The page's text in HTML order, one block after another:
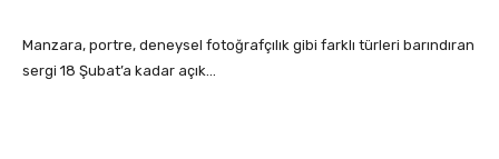
Manzara, portre, deneysel fotoğrafçılık gibi farklı türleri barındıran
sergi 18 Şubat’a kadar açık…